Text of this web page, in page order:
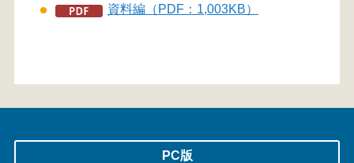
資料編（PDF：1,003KB）
PC版